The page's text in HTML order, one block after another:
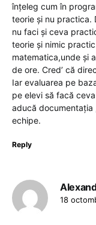
înțeleg cum în
teorie și nu practica.
nu faci și ceva
teorie și nimic
matematica,unde și
de ore. Cred’ că
Iar evaluarea pe
pe elevi să facă
aducă
echipe.
Reply
18